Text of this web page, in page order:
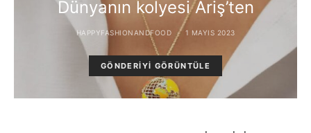
Dünyanın kolyesi Ariş’ten
HAPPYFASHIONANDFOOD 1 MAYIS 2023
GÖNDERIYI GÖRÜNTÜLE